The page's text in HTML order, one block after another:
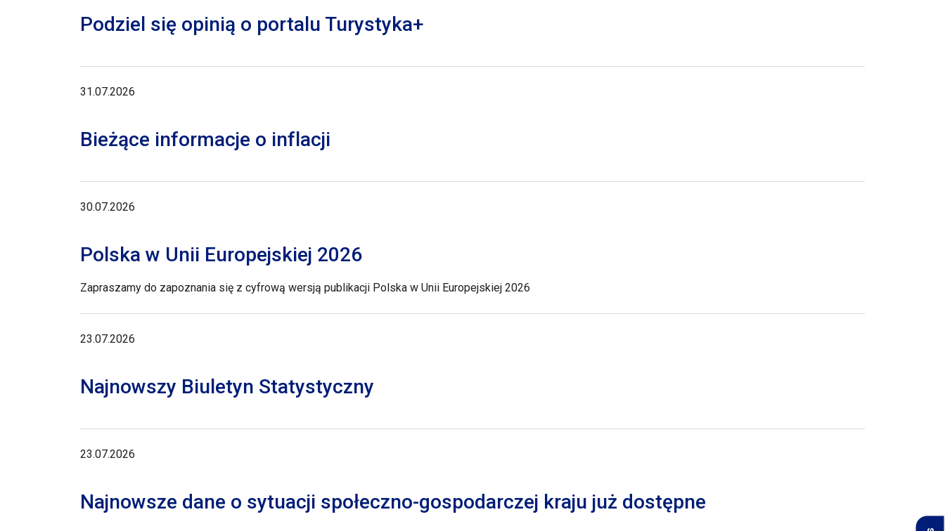
Podziel się opinią o portalu Turystyka+
31.07.2026
Bieżące informacje o inflacji
30.07.2026
Polska w Unii Europejskiej 2026
Zapraszamy do zapoznania się z cyfrową wersją publikacji Polska w Unii Europejskiej 2026
23.07.2026
Najnowszy Biuletyn Statystyczny
23.07.2026
Najnowsze dane o sytuacji społeczno-gospodarczej kraju już dostępne